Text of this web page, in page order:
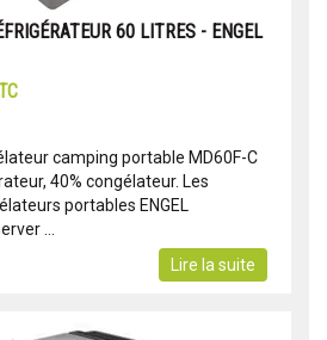
60 LITRES - ENGEL
camping portable MD60F-C
40% congélateur. Les
portables ENGEL
...
Lire la suite